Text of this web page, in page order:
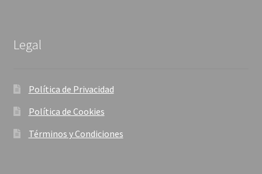
Legal
Política de Privacidad
Política de Cookies
Términos y Condiciones